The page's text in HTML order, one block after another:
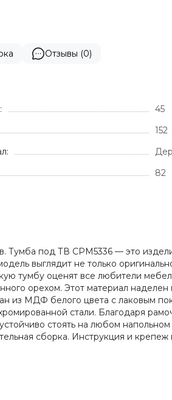
Отзывы (0)
45
152
82
Тумба под ТВ CPM5336 — это
выглядит не только
тумбу оценят все любители
орехом. Этот материал
из МДФ белого цвета с лаковым
стали. Благодаря
стоять на любом
сборка. Инструкция и